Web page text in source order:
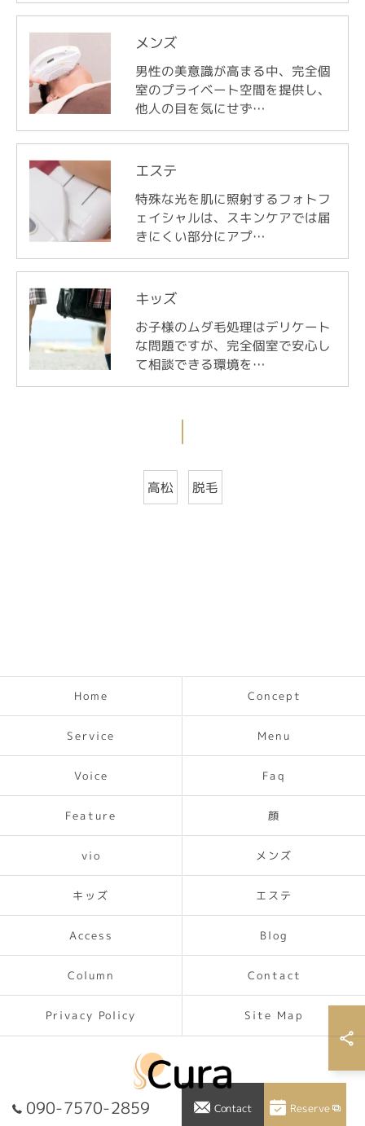
メンズ
男性の美意識が高まる中、完全個
室のプライベート空間を提供し、
他人の目を気にせず…
エステ
特殊な光を肌に照射するフォトフ
ェイシャルは、スキンケアでは届
きにくい部分にアプ…
キッズ
お子様のムダ毛処理はデリケート
な問題ですが、完全個室で安心し
て相談できる環境を…
高松 脱毛
090-7570-2859 Contact Reserve
Home Concept
Service Menu
Voice Faq
Feature 顔
vio メンズ
キッズ エステ
Access Blog
Column Contact
Privacy Policy Site Map
© 2026 香川県高松の脱毛ならCura ALL RIGHTS RESERVED.